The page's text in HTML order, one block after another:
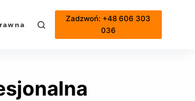
Cennik
Zadzwoń: +48 606 303
036